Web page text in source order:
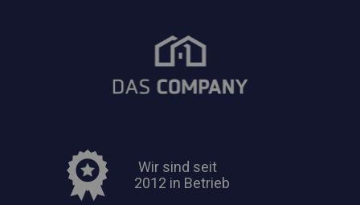
Wir sind seit
2012 in Betrieb